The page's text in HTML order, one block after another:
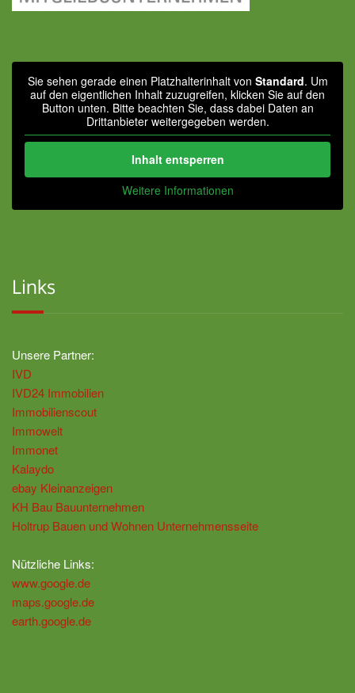
Sie sehen gerade einen Platzhalterinhalt von Standard. Um
auf den eigentlichen Inhalt zuzugreifen, klicken Sie auf den
Button unten. Bitte beachten Sie, dass dabei Daten an
Drittanbieter weitergegeben werden.
Inhalt entsperren
Weitere Informationen
Links
Unsere Partner:
IVD
IVD24 Immobilien
Immobilienscout
Immowelt
Immonet
Kalaydo
ebay Kleinanzeigen
KH Bau Bauunternehmen
Holtrup Bauen und Wohnen Unternehmensseite
Nützliche Links:
www.google.de
maps.google.de
earth.google.de